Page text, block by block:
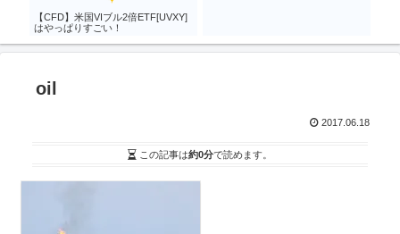
【CFD】米国VIブル2倍ETF[UVXY]
はやっぱりすごい！
oil
2017.06.18
この記事は約0分で読めます。